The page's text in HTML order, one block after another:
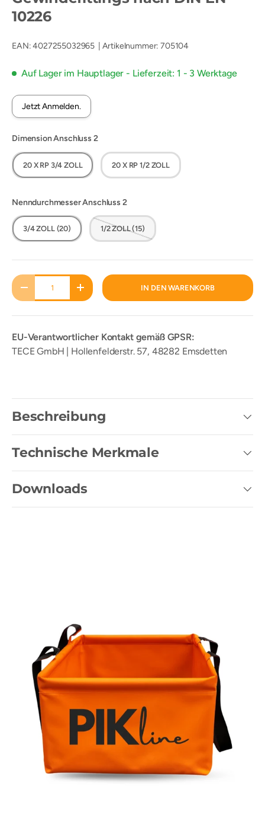
10226
EAN:4027255032965 Artikelnummer:705104
Auf Lager im Hauptlager - Lieferzeit: 1 - 3 Werktage
Jetzt Anmelden.
Dimension Anschluss 2
20 X RP 3/4 ZOLL 20 X RP 1/2 ZOLL
Nenndurchmesser Anschluss 2
3/4 ZOLL (20) 1/2 ZOLL (15)
Anzahl
MENGE VERRINGERNMENGE ERHÖHENIN DEN WARENKORB
EU-Verantwortlicher Kontakt gemäß GPSR:
TECE GmbH | Hollenfelderstr. 57, 48282 Emsdetten
Beschreibung
Technische Merkmale
Downloads